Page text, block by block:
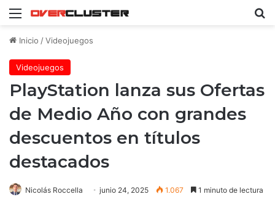
Menú
Inicio /Videojuegos
Videojuegos
PlayStation lanza sus Ofertas
de Medio Año con grandes
descuentos en títulos
destacados
Nicolás Roccella junio 24, 2025 1.067 1 minuto de lectura